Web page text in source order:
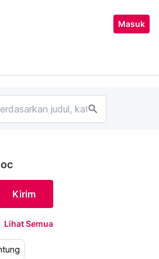
Masuk
search
Kirim
Lihat Semua